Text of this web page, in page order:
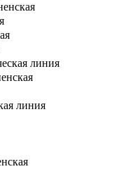
линия
линия